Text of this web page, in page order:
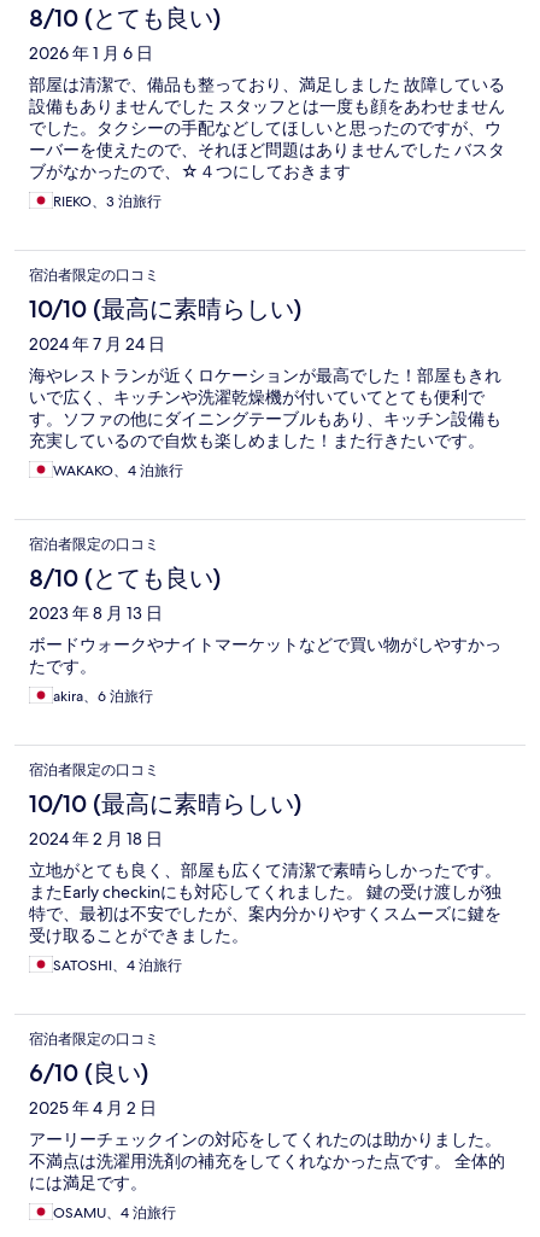
8/10 (とても良い)
2026 年 1 月 6 日
部屋は清潔で、備品も整っており、満足しました 故障している
設備もありませんでした スタッフとは一度も顔をあわせません
でした。タクシーの手配などしてほしいと思ったのですが、ウ
ーバーを使えたので、それほど問題はありませんでした バスタ
ブがなかったので、☆４つにしておきます
RIEKO、3 泊旅行
宿泊者限定の口コミ
10/10 (最高に素晴らしい)
2024 年 7 月 24 日
海やレストランが近くロケーションが最高でした！部屋もきれ
いで広く、キッチンや洗濯乾燥機が付いていてとても便利で
す。ソファの他にダイニングテーブルもあり、キッチン設備も
充実しているので自炊も楽しめました！また行きたいです。
WAKAKO、4 泊旅行
宿泊者限定の口コミ
8/10 (とても良い)
2023 年 8 月 13 日
ボードウォークやナイトマーケットなどで買い物がしやすかっ
たです。
akira、6 泊旅行
宿泊者限定の口コミ
10/10 (最高に素晴らしい)
2024 年 2 月 18 日
立地がとても良く、部屋も広くて清潔で素晴らしかったです。
またEarly checkinにも対応してくれました。 鍵の受け渡しが独
特で、最初は不安でしたが、案内分かりやすくスムーズに鍵を
受け取ることができました。
SATOSHI、4 泊旅行
宿泊者限定の口コミ
6/10 (良い)
2025 年 4 月 2 日
アーリーチェックインの対応をしてくれたのは助かりました。
不満点は洗濯用洗剤の補充をしてくれなかった点です。 全体的
には満足です。
OSAMU、4 泊旅行